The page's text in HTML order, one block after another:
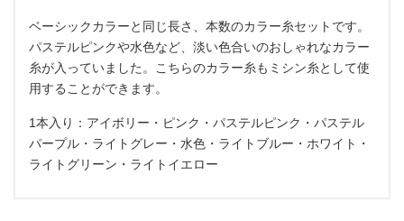
ベーシックカラーと同じ長さ、本数のカラー糸セットです。
パステルピンクや水色など、淡い色合いのおしゃれなカラー
糸が入っていました。こちらのカラー糸もミシン糸として使
用することができます。
1本入り：アイボリー・ピンク・パステルピンク・パステル
パープル・ライトグレー・水色・ライトブルー・ホワイト・
ライトグリーン・ライトイエロー